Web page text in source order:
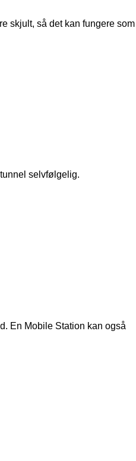
skjult, så det kan fungere som
selvfølgelig.
En Mobile Station kan også